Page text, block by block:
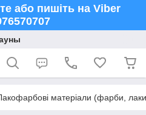
або пишіть на Viber
матеріали (фарби,